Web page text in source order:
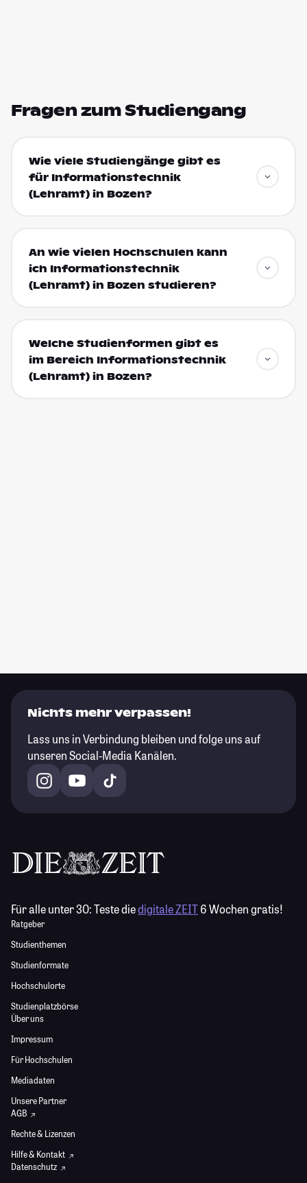
Fragen zum Studiengang
Wie viele Studiengänge gibt es
für Informationstechnik
(Lehramt) in Bozen?
An wie vielen Hochschulen kann
ich Informationstechnik
(Lehramt) in Bozen studieren?
Welche Studienformen gibt es
im Bereich Informationstechnik
(Lehramt) in Bozen?
Nichts mehr verpassen!
Lass uns in Verbindung bleiben und folge uns auf
unseren Social-Media Kanälen.
Für alle unter 30:Teste diedigitale ZEIT6 Wochen gratis!
Ratgeber
Studienthemen
Studienformate
Hochschulorte
Studienplatzbörse
Über uns
Impressum
Für Hochschulen
Mediadaten
Unsere Partner
AGB
Rechte & Lizenzen
Hilfe & Kontakt
Datenschutz